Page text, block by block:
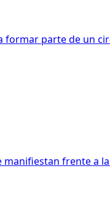
formar parte de un
frente a la